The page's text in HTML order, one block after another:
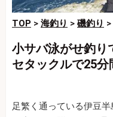
TOP > 海釣り > 磯釣り >
小サバ泳がせ釣
セタックルで25
足繁く通っている伊豆